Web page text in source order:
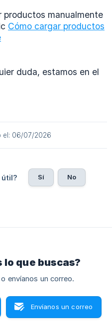
productos manualmente
Cómo cargar productos
duda, estamos en el
el: 06/07/2026
útil? Sí No
lo que buscas?
envíanos un correo.
Envíanos un correo